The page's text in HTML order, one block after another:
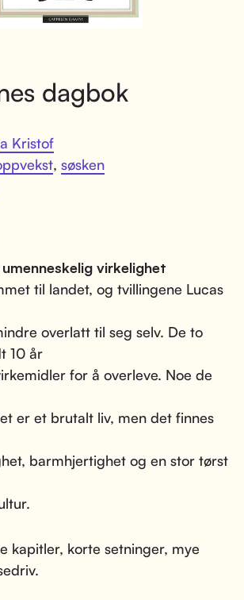
dagbok
Kristof
, søsken
virkelighet
til landet, og tvillingene Lucas
overlatt til seg selv. De to
10 år
for å overleve. Noe de
er et brutalt liv, men det finnes
barmhjertighet og en stor tørst
kapitler, korte setninger, mye